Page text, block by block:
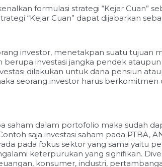
formulasi strategi “Kejar Cuan”
“Kejar Cuan” dapat dijabarkan
investor, menetakpan suatu tujuan
investasi jangka pendek
dilakukan untuk dana pensiun
seorang investor harus
dalam portofolio maka sudah
saja investasi saham pada PTBA,
pada fokus sektor yang sama yaitu
keterpurukan yang signifikan.
konsumer, industri,